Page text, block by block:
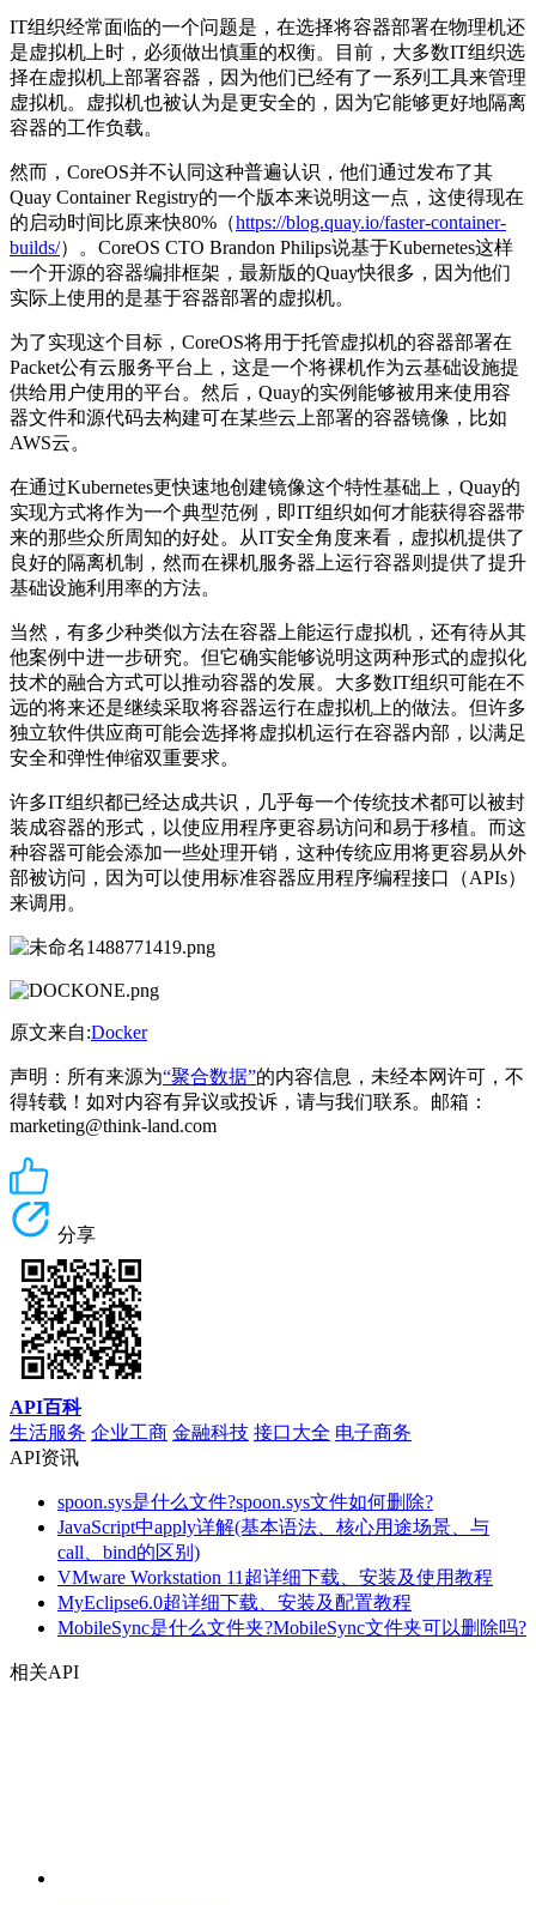
IT组织经常面临的一个问题是，在选择将容器部署在物理机还
是虚拟机上时，必须做出慎重的权衡。目前，大多数IT组织选
择在虚拟机上部署容器，因为他们已经有了一系列工具来管理
虚拟机。虚拟机也被认为是更安全的，因为它能够更好地隔离
容器的工作负载。
然而，CoreOS并不认同这种普遍认识，他们通过发布了其
Quay Container Registry的一个版本来说明这一点，这使得现在
的启动时间比原来快80%（https://blog.quay.io/faster-container-
builds/）。CoreOS CTO Brandon Philips说基于Kubernetes这样
一个开源的容器编排框架，最新版的Quay快很多，因为他们
实际上使用的是基于容器部署的虚拟机。
为了实现这个目标，CoreOS将用于托管虚拟机的容器部署在
Packet公有云服务平台上，这是一个将裸机作为云基础设施提
供给用户使用的平台。然后，Quay的实例能够被用来使用容
器文件和源代码去构建可在某些云上部署的容器镜像，比如
AWS云。
在通过Kubernetes更快速地创建镜像这个特性基础上，Quay的
实现方式将作为一个典型范例，即IT组织如何才能获得容器带
来的那些众所周知的好处。从IT安全角度来看，虚拟机提供了
良好的隔离机制，然而在裸机服务器上运行容器则提供了提升
基础设施利用率的方法。
当然，有多少种类似方法在容器上能运行虚拟机，还有待从其
他案例中进一步研究。但它确实能够说明这两种形式的虚拟化
技术的融合方式可以推动容器的发展。大多数IT组织可能在不
远的将来还是继续采取将容器运行在虚拟机上的做法。但许多
独立软件供应商可能会选择将虚拟机运行在容器内部，以满足
安全和弹性伸缩双重要求。
许多IT组织都已经达成共识，几乎每一个传统技术都可以被封
装成容器的形式，以使应用程序更容易访问和易于移植。而这
种容器可能会添加一些处理开销，这种传统应用将更容易从外
部被访问，因为可以使用标准容器应用程序编程接口（APIs）
来调用。
原文来自:Docker
声明：所有来源为“聚合数据”的内容信息，未经本网许可，不
得转载！如对内容有异议或投诉，请与我们联系。邮箱：
marketing@think-land.com
分享
API百科
生活服务 企业工商 金融科技 接口大全 电子商务
API资讯
spoon.sys是什么文件?spoon.sys文件如何删除?
JavaScript中apply详解(基本语法、核心用途场景、与
call、bind的区别)
VMware Workstation 11超详细下载、安装及使用教程
MyEclipse6.0超详细下载、安装及配置教程
MobileSync是什么文件夹?MobileSync文件夹可以删除吗?
相关API